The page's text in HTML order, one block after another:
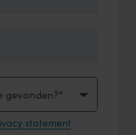
gevonden?*
statement